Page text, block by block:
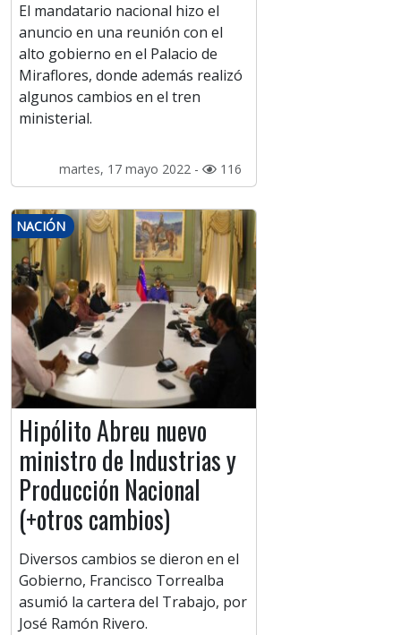
El mandatario nacional hizo el
anuncio en una reunión con el
alto gobierno en el Palacio de
Miraflores, donde además realizó
algunos cambios en el tren
ministerial.
martes, 17 mayo 2022 - 116
NACIÓN
Hipólito Abreu nuevo
ministro de Industrias y
Producción Nacional
(+otros cambios)
Diversos cambios se dieron en el
Gobierno, Francisco Torrealba
asumió la cartera del Trabajo, por
José Ramón Rivero.